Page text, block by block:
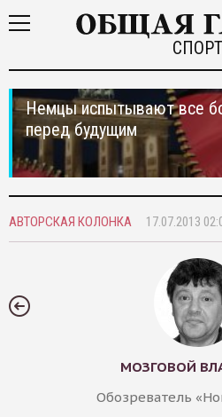
СПОРТ
Немцы испытывают все
перед будущим
АВТОРСКАЯ КОЛОНКА 17.07.2013
МОЗГОВОЙ
Обозреватель